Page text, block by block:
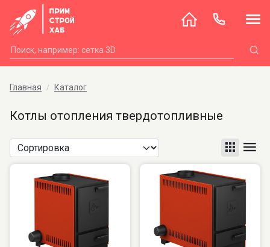
Главная Каталог
Котлы отопления твердотопливные